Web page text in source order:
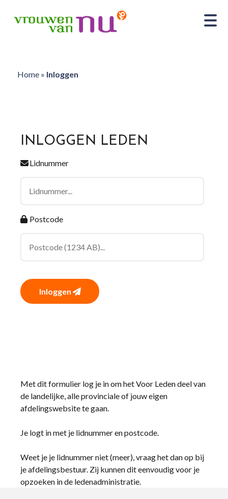
Home» Inloggen
INLOGGEN LEDEN
Lidnummer
Postcode
Inloggen
Met dit formulier log je in om het Voor Leden deel van
de landelijke, alle provinciale of jouw eigen
afdelingswebsite te gaan.
Je logt in met je lidnummer en postcode.
Weet je je lidnummer niet (meer), vraag het dan op bij
je afdelingsbestuur. Zij kunnen dit eenvoudig voor je
opzoeken in de ledenadministratie.